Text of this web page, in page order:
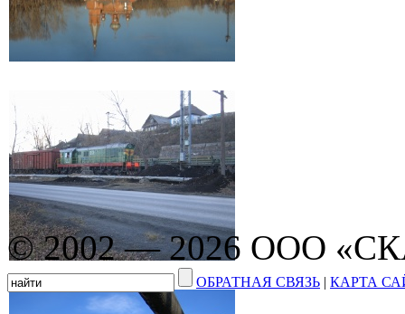
© 2002 — 2026 ООО
ОБРАТНАЯ СВЯЗЬ | КАРТА